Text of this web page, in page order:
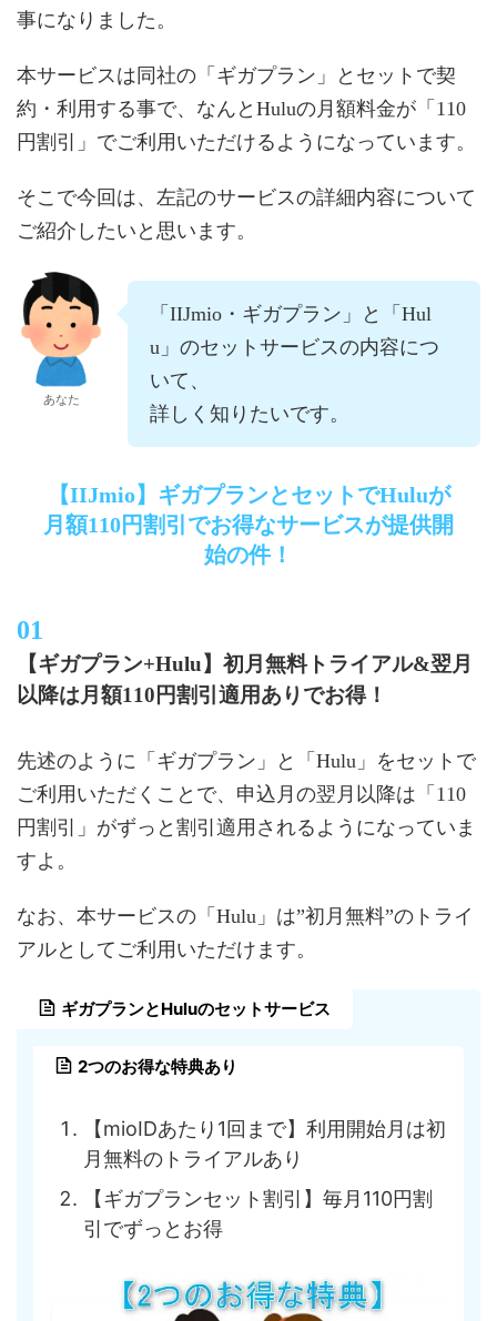
事になりました。
本サービスは同社の「ギガプラン」とセットで契
約・利用する事で、なんとHuluの月額料金が「110
円割引」でご利用いただけるようになっています。
そこで今回は、左記のサービスの詳細内容について
ご紹介したいと思います。
あなた
「IIJmio・ギガプラン」と「Hul
u」のセットサービスの内容につ
いて、
詳しく知りたいです。
【IIJmio】ギガプランとセットでHuluが
月額110円割引でお得なサービスが提供開
始の件！
【ギガプラン+Hulu】初月無料トライアル&翌月
以降は月額110円割引適用ありでお得！
先述のように「ギガプラン」と「Hulu」をセットで
ご利用いただくことで、申込月の翌月以降は「110
円割引」がずっと割引適用されるようになっていま
すよ。
なお、本サービスの「Hulu」は”初月無料”のトライ
アルとしてご利用いただけます。
ギガプランとHuluのセットサービス
2つのお得な特典あり
【mioIDあたり1回まで】利用開始月は初
月無料のトライアルあり
【ギガプランセット割引】毎月110円割
引でずっとお得